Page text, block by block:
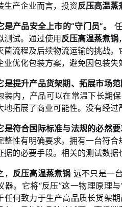
生产企业而言，投资反压高温蒸
是产品安全上市的“守门员”。
测试。通过使用反压高温蒸煮锅
菌流程及后续物流运输的挑战
业优化包装方案，避免因包装失
是提升产品货架期、拓展市场范
装内，产品可以在常温下长期
地拓展了商业可能性。没有经过
是符合国际标准与法规的必然要
整性有明确要求。拥有一台符合
据的必要手段。相关的测试数据
反压高温蒸煮锅 远不只是一
器。它将“反压”这一物理原理
任何致力于生产高品质长货架